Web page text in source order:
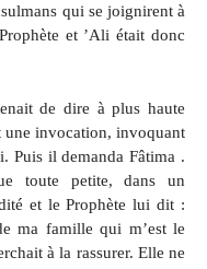
qui se joignirent à
et ’Ali était donc
de dire à plus haute
invocation, invoquant
Puis il demanda Fâtima .
toute petite, dans un
et le Prophète lui dit :
ma famille qui m’est le
à la rassurer. Elle ne